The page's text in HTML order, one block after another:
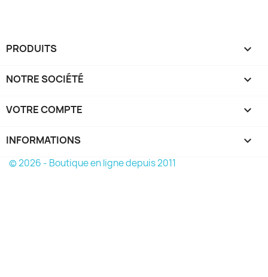
PRODUITS 
NOTRE SOCIÉTÉ 
VOTRE COMPTE 
INFORMATIONS keyboard_arrow_down
© 2026 - Boutique en ligne depuis 2011